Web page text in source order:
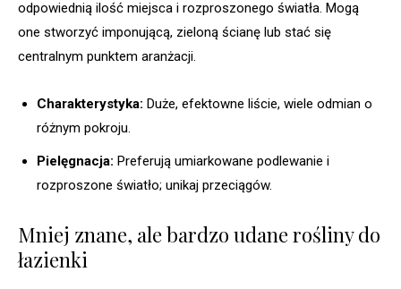
odpowiednią ilość miejsca i rozproszonego światła. Mogą
one stworzyć imponującą, zieloną ścianę lub stać się
centralnym punktem aranżacji.
Charakterystyka: Duże, efektowne liście, wiele odmian o
różnym pokroju.
Pielęgnacja: Preferują umiarkowane podlewanie i
rozproszone światło; unikaj przeciągów.
Mniej znane, ale bardzo udane rośliny do
łazienki